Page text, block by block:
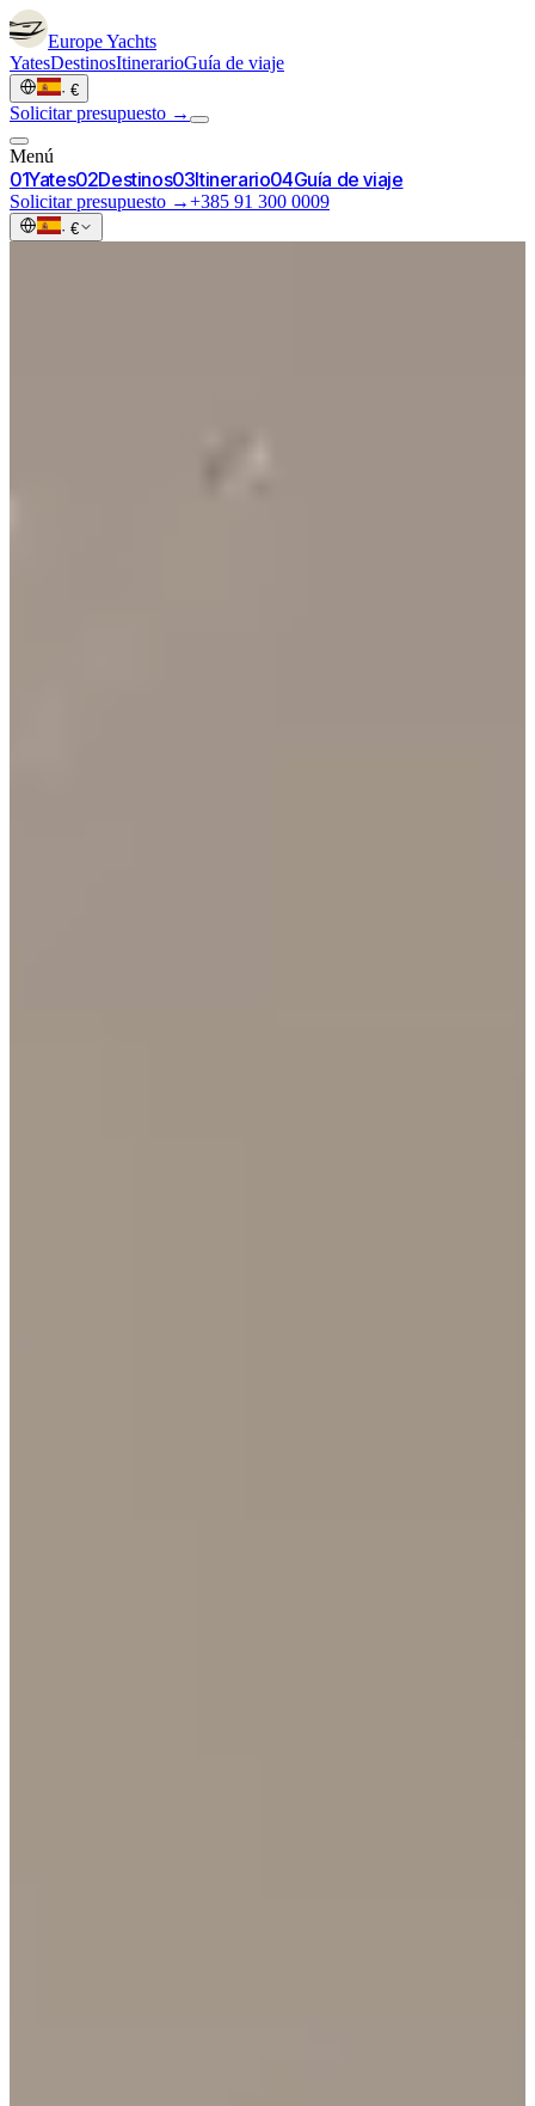
EuropeYachts
YatesDestinosItinerarioGuía de viaje
· €
Solicitar presupuesto →
Menú
01Yates02Destinos03Itinerario04Guía de viaje
Solicitar presupuesto →+385 91 300 0009
· €